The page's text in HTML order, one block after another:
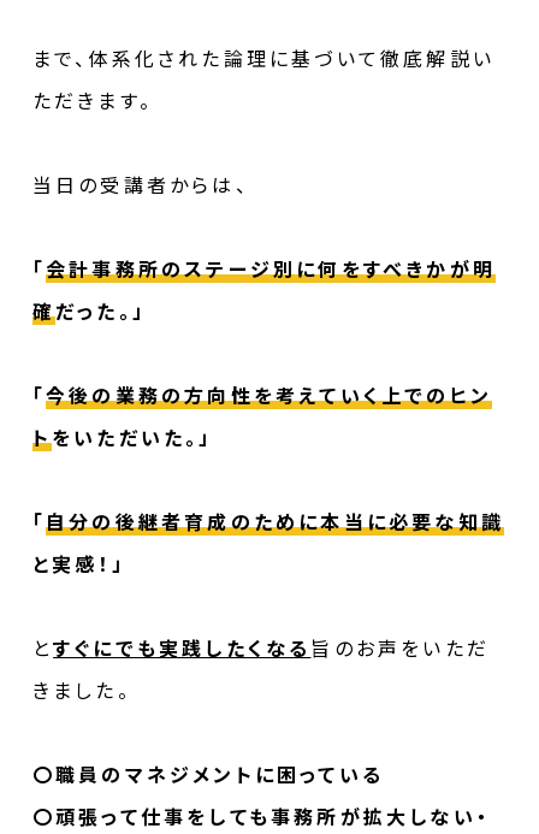
まで、体系化された論理に基づいて徹底解説い
ただきます。
当日の受講者からは、
「会計事務所のステージ別に何をすべきかが明
確だった。」
「今後の業務の方向性を考えていく上でのヒン
トをいただいた。」
「自分の後継者育成のために本当に必要な知識
と実感！」
とすぐにでも実践したくなる 旨のお声をいただ
きました。
〇職員のマネジメントに困っている
〇頑張って仕事をしても事務所が拡大しない・